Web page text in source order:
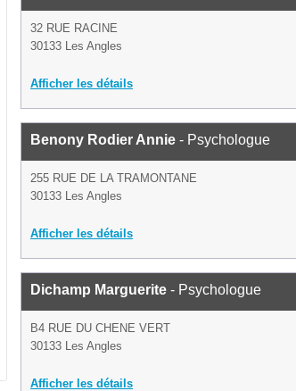
32 RUE RACINE
30133 Les Angles
Afficher les détails
Benony Rodier Annie - Psychologue
255 RUE DE LA TRAMONTANE
30133 Les Angles
Afficher les détails
Dichamp Marguerite - Psychologue
B4 RUE DU CHENE VERT
30133 Les Angles
Afficher les détails